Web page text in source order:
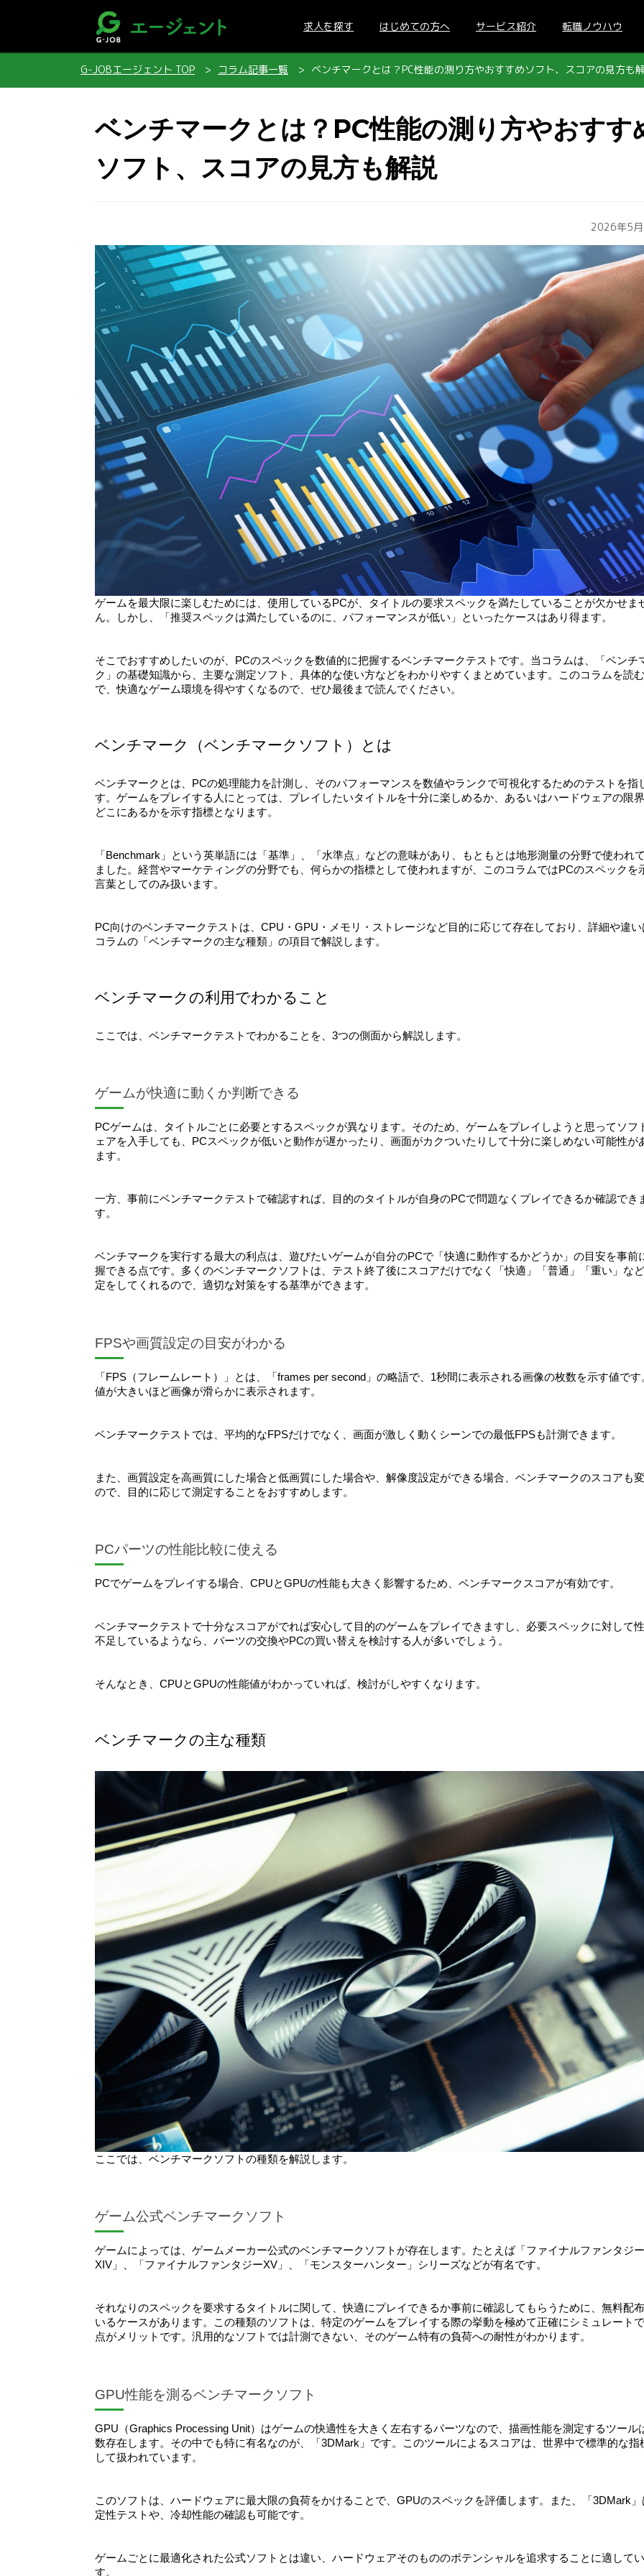
求人を探す はじめての方へ サービス紹介 転職ノウハウ
G-JOBエージェント TOP コラム記事一覧 ベンチマークとは？PC性能の測り方やおすすめソフト、スコアの見方も
ベンチマークとは？PC性能の測り方やおすす
ソフト、スコアの見方も解説
2026年5
ゲームを最大限に楽しむためには、使用しているPCが、タイトルの要求スペックを満たしていることが欠かせま
ん。しかし、「推奨スペックは満たしているのに、パフォーマンスが低い」といったケースはあり得ます。
そこでおすすめしたいのが、PCのスペックを数値的に把握するベンチマークテストです。当コラムは、「ベンチ
ク」の基礎知識から、主要な測定ソフト、具体的な使い方などをわかりやすくまとめています。このコラムを読
で、快適なゲーム環境を得やすくなるので、ぜひ最後まで読んでください。
ベンチマーク（ベンチマークソフト）とは
ベンチマークとは、PCの処理能力を計測し、そのパフォーマンスを数値やランクで可視化するためのテストを指
す。ゲームをプレイする人にとっては、プレイしたいタイトルを十分に楽しめるか、あるいはハードウェアの限
どこにあるかを示す指標となります。
「Benchmark」という英単語には「基準」、「水準点」などの意味があり、もともとは地形測量の分野で使われ
ました。経営やマーケティングの分野でも、何らかの指標として使われますが、このコラムではPCのスペックを
言葉としてのみ扱います。
PC向けのベンチマークテストは、CPU・GPU・メモリ・ストレージなど目的に応じて存在しており、詳細や違い
コラムの「ベンチマークの主な種類」の項目で解説します。
ベンチマークの利用でわかること
ここでは、ベンチマークテストでわかることを、3つの側面から解説します。
ゲームが快適に動くか判断できる
PCゲームは、タイトルごとに必要とするスペックが異なります。そのため、ゲームをプレイしようと思ってソフ
ェアを入手しても、PCスペックが低いと動作が遅かったり、画面がカクついたりして十分に楽しめない可能性が
ます。
一方、事前にベンチマークテストで確認すれば、目的のタイトルが自身のPCで問題なくプレイできるか確認でき
す。
ベンチマークを実行する最大の利点は、遊びたいゲームが自分のPCで「快適に動作するかどうか」の目安を事前
握できる点です。多くのベンチマークソフトは、テスト終了後にスコアだけでなく「快適」「普通」「重い」な
定をしてくれるので、適切な対策をする基準ができます。
FPSや画質設定の目安がわかる
「FPS（フレームレート）」とは、「frames per second」の略語で、1秒間に表示される画像の枚数を示す値です
値が大きいほど画像が滑らかに表示されます。
ベンチマークテストでは、平均的なFPSだけでなく、画面が激しく動くシーンでの最低FPSも計測できます。
また、画質設定を高画質にした場合と低画質にした場合や、解像度設定ができる場合、ベンチマークのスコアも
ので、目的に応じて測定することをおすすめします。
PCパーツの性能比較に使える
PCでゲームをプレイする場合、CPUとGPUの性能も大きく影響するため、ベンチマークスコアが有効です。
ベンチマークテストで十分なスコアがでれば安心して目的のゲームをプレイできますし、必要スペックに対して
不足しているようなら、パーツの交換やPCの買い替えを検討する人が多いでしょう。
そんなとき、CPUとGPUの性能値がわかっていれば、検討がしやすくなります。
ベンチマークの主な種類
ここでは、ベンチマークソフトの種類を解説します。
ゲーム公式ベンチマークソフト
ゲームによっては、ゲームメーカー公式のベンチマークソフトが存在します。たとえば「ファイナルファンタジー
XIV」、「ファイナルファンタジーXV」、「モンスターハンター」シリーズなどが有名です。
それなりのスペックを要求するタイトルに関して、快適にプレイできるか事前に確認してもらうために、無料配
いるケースがあります。この種類のソフトは、特定のゲームをプレイする際の挙動を極めて正確にシミュレート
点がメリットです。汎用的なソフトでは計測できない、そのゲーム特有の負荷への耐性がわかります。
GPU性能を測るベンチマークソフト
GPU（Graphics Processing Unit）はゲームの快適性を大きく左右するパーツなので、描画性能を測定するツール
数存在します。その中でも特に有名なのが、「3DMark」です。このツールによるスコアは、世界中で標準的な指
して扱われています。
このソフトは、ハードウェアに最大限の負荷をかけることで、GPUのスペックを評価します。また、「3DMark」
定性テストや、冷却性能の確認も可能です。
ゲームごとに最適化された公式ソフトとは違い、ハードウェアそのもののポテンシャルを追求することに適して
す。